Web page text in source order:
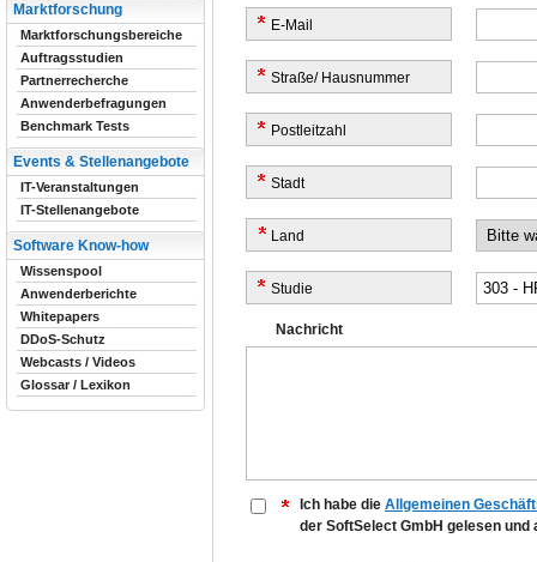
E-Mail
Straße/ Hausnummer
Postleitzahl
Stadt
Land
Studie
Nachricht
Ich habe die Allgemeinen
der SoftSelect GmbH gelesen und
Marktforschung
Marktforschungsbereiche
Auftragsstudien
Partnerrecherche
Anwenderbefragungen
Benchmark Tests
Events & Stellenangebote
IT-Veranstaltungen
IT-Stellenangebote
Software Know-how
Wissenspool
Anwenderberichte
Whitepapers
DDoS-Schutz
Webcasts / Videos
Glossar / Lexikon